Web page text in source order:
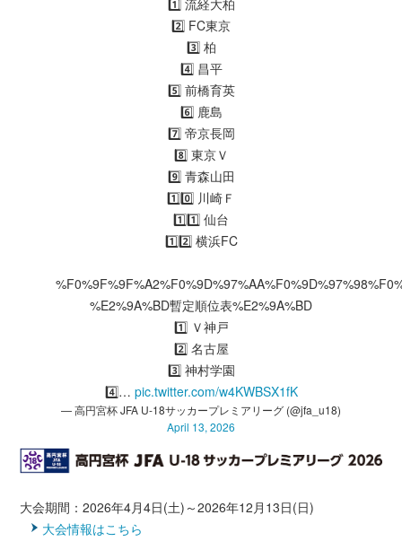
2️⃣ FC東京
3️⃣ 柏
4️⃣ 昌平
5️⃣ 前橋育英
6️⃣ 鹿島
7️⃣ 帝京長岡
8️⃣ 東京Ｖ
9️⃣ 青森山田
1️⃣0️⃣ 川崎Ｆ
1️⃣1️⃣ 仙台
1️⃣2️⃣ 横浜FC
%E2%9A%BD暫定順位表%E2%9A%BD
1️⃣ Ｖ神戸
2️⃣ 名古屋
3️⃣ 神村学園
4️⃣… pic.twitter.com/w4KWBSX1fK
— 高円宮杯 JFA U-18サッカープレミアリーグ (@jfa_u18)
April 13, 2026
大会期間：2026年4月4日(土)～2026年12月13日(日)
大会情報はこちら